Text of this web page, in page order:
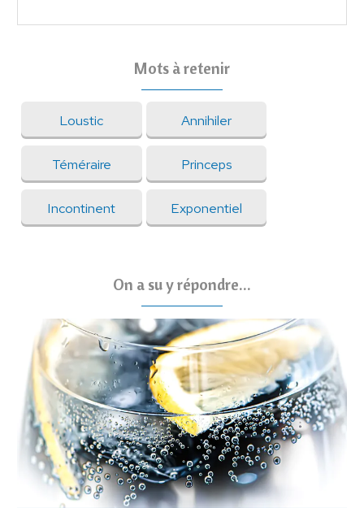
Mots à retenir
Loustic Annihiler
Téméraire Princeps
Incontinent Exponentiel
On a su y répondre...